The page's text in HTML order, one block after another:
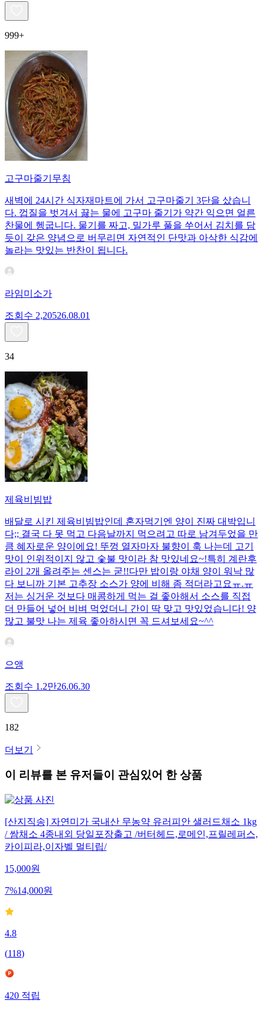
999+
고구마줄기무침
새벽에 24시간 식자재마트에 가서 고구마줄기 3단을 샀습니
다. 껍질을 벗겨서 끓는 물에 고구마 줄기가 약간 익으면 얼른
찬물에 헹굽니다. 물기를 짜고, 밀가루 풀을 쑤어서 김치를 담
듯이 갖은 양념으로 버무리면 자연적인 단맛과 아삭한 식감에
놀라는 맛있는 반찬이 됩니다.
라임미소가
조회수 2,20526.08.01
34
제육비빔밥
배달로 시킨 제육비빔밥인데 혼자먹기엔 양이 진짜 대박입니
다;; 결국 다 못 먹고 다음날까지 먹으려고 따로 남겨두었을 만
큼 혜자로운 양이에요! 뚜껑 열자마자 불향이 훅 나는데 고기
맛이 인위적이지 않고 숯불 맛이라 참 맛있네요~!특히 계란후
라이 2개 올려주는 센스는 굳!! ​다만 밥이랑 야채 양이 워낙 많
다 보니까 기본 고추장 소스가 양에 비해 좀 적더라고요ㅠ.ㅠ
저는 싱거운 것보다 매콤하게 먹는 걸 좋아해서 소스를 직접
더 만들어 넣어 비벼 먹었더니 간이 딱 맞고 맛있었습니다! 양
많고 불맛 나는 제육 좋아하시면 꼭 드셔보세요~^^
으앵
조회수 1.2만26.06.30
182
더보기
이 리뷰를 본 유저들이 관심있어 한 상품
[산지직송] 자연미가 국내산 무농약 유러피안 샐러드채소 1kg
/ 쌈채소 4종내외 당일포장출고 /버터헤드,로메인,프릴레퍼스,
카이피라,이자벨 멀티립/
15,000원
7%14,000원
4.8
(118)
420 적립